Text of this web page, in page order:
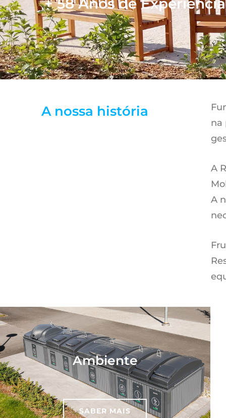
+ 58 Anos de Experiência
A nossa história
na
A
A
Ambiente
SABER MAIS